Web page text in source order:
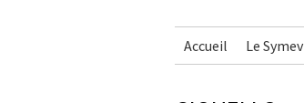
Accueil Le Symev